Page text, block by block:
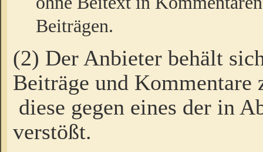
Beiträgen.
(2) Der Anbieter behält
Beiträge und Kommentare
diese gegen eines der in
verstößt.